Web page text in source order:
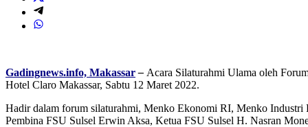
Gadingnews.info, Makassar – Acara Silaturahmi Ulama oleh
Hotel Claro Makassar, Sabtu 12 Maret 2022.
Hadir dalam forum silaturahmi, Menko Ekonomi RI, Menko
Pembina FSU Sulsel Erwin Aksa, Ketua FSU Sulsel H. Nasran